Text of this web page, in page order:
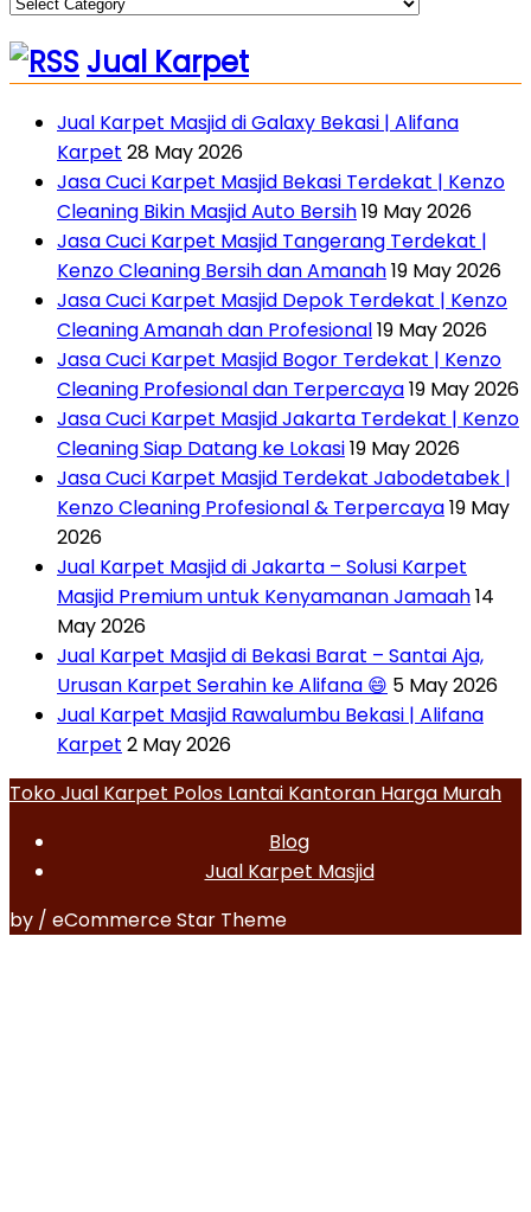
Jual Karpet
Jual Karpet Masjid di Galaxy Bekasi | Alifana
Karpet 28 May 2026
Jasa Cuci Karpet Masjid Bekasi Terdekat | Kenzo
Cleaning Bikin Masjid Auto Bersih19 May 2026
Jasa Cuci Karpet Masjid Tangerang Terdekat |
Kenzo Cleaning Bersih dan Amanah19 May 2026
Jasa Cuci Karpet Masjid Depok Terdekat | Kenzo
Cleaning Amanah dan Profesional19 May 2026
Jasa Cuci Karpet Masjid Bogor Terdekat | Kenzo
Cleaning Profesional dan Terpercaya19 May 2026
Jasa Cuci Karpet Masjid Jakarta Terdekat | Kenzo
Cleaning Siap Datang ke Lokasi19 May 2026
Jasa Cuci Karpet Masjid Terdekat Jabodetabek |
Kenzo Cleaning Profesional & Terpercaya19 May
2026
Jual Karpet Masjid di Jakarta – Solusi Karpet
Masjid Premium untuk Kenyamanan Jamaah14
May 2026
Jual Karpet Masjid di Bekasi Barat – Santai Aja,
Urusan Karpet Serahin ke Alifana 😄 5 May 2026
Jual Karpet Masjid Rawalumbu Bekasi | Alifana
Karpet 2 May 2026
Toko Jual Karpet Polos Lantai Kantoran Harga Murah
Blog
Jual Karpet Masjid
by / eCommerce Star Theme